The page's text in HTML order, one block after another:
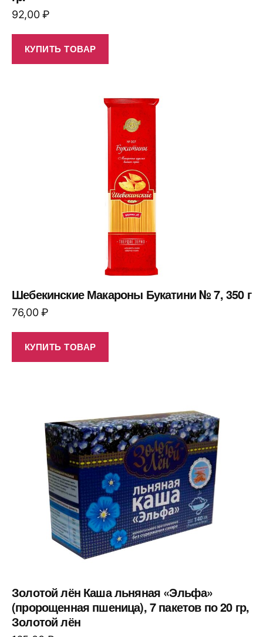
92,00₽
КУПИТЬ ТОВАР
Шебекинские Макароны Букатини № 7, 350 г
76,00₽
КУПИТЬ ТОВАР
Золотой лён Каша льняная «Эльфа»
(пророщенная пшеница), 7 пакетов по 20 гр,
Золотой лён